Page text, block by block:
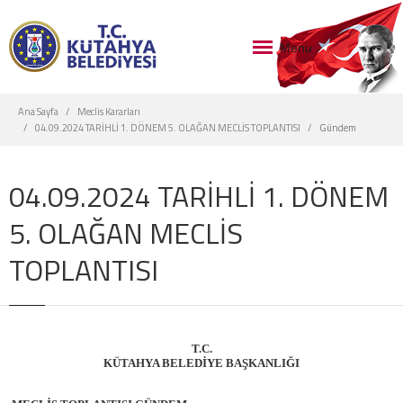
Menu
Ana Sayfa
Meclis Kararları
04.09.2024 TARİHLİ 1. DÖNEM 5. OLAĞAN MECLİS TOPLANTISI
Gündem
04.09.2024 TARİHLİ 1. DÖNEM
5. OLAĞAN MECLİS
TOPLANTISI
T.C.
KÜTAHYA BELEDİYE BAŞKANLIĞI